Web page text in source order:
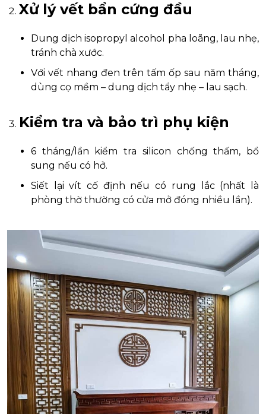
Xử lý vết bẩn cứng đầu
Dung dịch isopropyl alcohol pha loãng, lau nhẹ,
tránh chà xước.
Với vết nhang đen trên tấm ốp sau năm tháng,
dùng cọ mềm – dung dịch tẩy nhẹ – lau sạch.
Kiểm tra và bảo trì phụ kiện
6 tháng/lần kiểm tra silicon chống thấm, bổ
sung nếu có hở.
Siết lại vít cố định nếu có rung lắc (nhất là
phòng thờ thường có cửa mở đóng nhiều lần).